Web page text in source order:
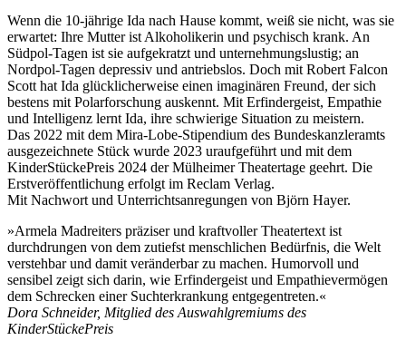
Wenn die 10-jährige Ida nach Hause kommt, weiß sie nicht, was sie
erwartet: Ihre Mutter ist Alkoholikerin und psychisch krank. An
Südpol-Tagen ist sie aufgekratzt und unternehmungslustig; an
Nordpol-Tagen depressiv und antriebslos. Doch mit Robert Falcon
Scott hat Ida glücklicherweise einen imaginären Freund, der sich
bestens mit Polarforschung auskennt. Mit Erfindergeist, Empathie
und Intelligenz lernt Ida, ihre schwierige Situation zu meistern.
Das 2022 mit dem Mira-Lobe-Stipendium des Bundeskanzleramts
ausgezeichnete Stück wurde 2023 uraufgeführt und mit dem
KinderStückePreis 2024 der Mülheimer Theatertage geehrt. Die
Erstveröffentlichung erfolgt im Reclam Verlag.
Mit Nachwort und Unterrichtsanregungen von Björn Hayer.
»Armela Madreiters präziser und kraftvoller Theatertext ist
durchdrungen von dem zutiefst menschlichen Bedürfnis, die Welt
verstehbar und damit veränderbar zu machen. Humorvoll und
sensibel zeigt sich darin, wie Erfindergeist und Empathievermögen
dem Schrecken einer Suchterkrankung entgegentreten.«
Dora Schneider, Mitglied des Auswahlgremiums des
KinderStückePreis